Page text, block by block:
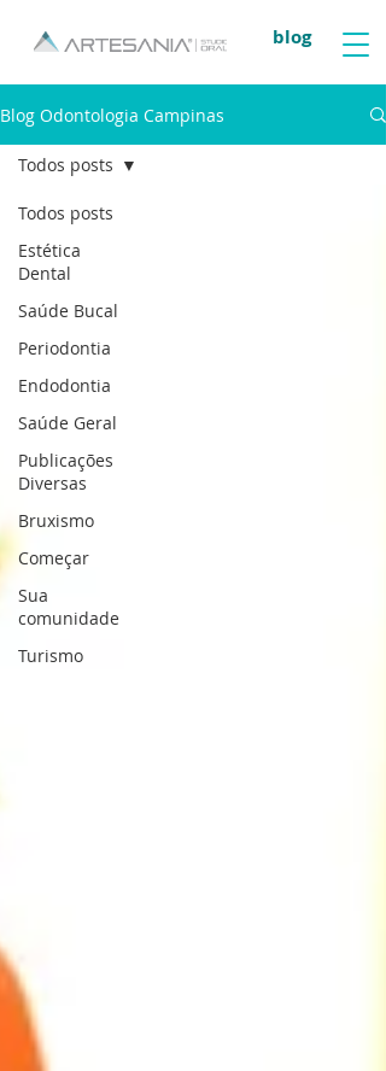
blog
Blog Odontologia Campinas
Todos posts
Estética
Dental
Saúde Bucal
Periodontia
Endodontia
Saúde Geral
Publicações
Diversas
Bruxismo
Começar
Sua
comunidade
Turismo
Todos posts